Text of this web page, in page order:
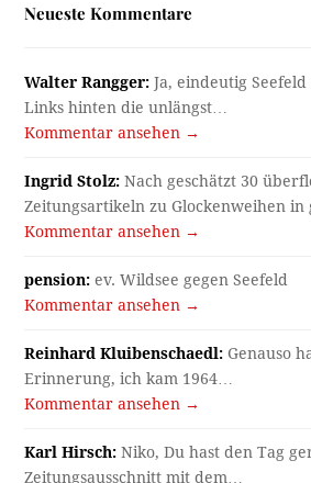
Neueste Kommentare
Walter Rangger: Ja, eindeutig
Links hinten die unlängst…
Kommentar ansehen →
Ingrid Stolz: Nach geschätzt 30
Zeitungsartikeln zu Glockenweihen in
Kommentar ansehen →
pension: ev. Wildsee gegen Seefeld
Kommentar ansehen →
Reinhard Kluibenschaedl: Genauso
Erinnerung, ich kam 1964…
Kommentar ansehen →
Karl Hirsch: Niko, Du hast den Tag
Zeitungsausschnitt mit dem…